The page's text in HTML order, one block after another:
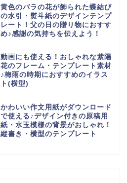
黄色のバラの花が飾られた蝶結び
の水引・熨斗紙のデザインテンプ
レート！父の日の贈り物におすす
め♪感謝の気持ちを伝えよう！
動画にも使える！おしゃれな紫陽
花のフレーム・テンプレート素材
♪梅雨の時期におすすめのイラス
ト(横型)
かわいい作文用紙がダウンロード
で使える♪デザイン付きの原稿用
紙・水玉模様の背景がおしゃれ！
縦書き・横型のテンプレート